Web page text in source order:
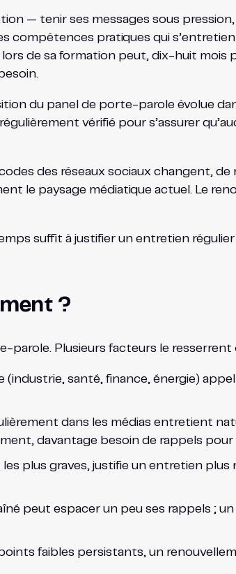
— tenir ses messages sous
compétences pratiques qui
de sa formation peut, dix-huit mois
du panel de porte-parole évolue
vérifié pour s’assurer
des réseaux sociaux changent, de
le paysage médiatique actuel. Le
suffit à justifier un entretien
?
Plusieurs facteurs le resserrent
(industrie, santé, finance, énergie)
dans les médias entretient
davantage besoin de rappels
plus graves, justifie un entretien plus
peut espacer un peu ses rappels ;
faibles persistants, un